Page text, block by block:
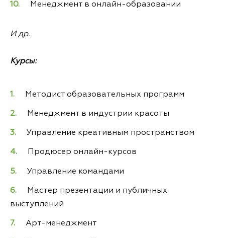
Менеджмент в онлайн-образовании
И др.
Курсы:
Методист образовательных программ
Менеджмент в индустрии красоты
Управление креативным пространством
Продюсер онлайн-курсов
Управление командами
Мастер презентации и публичных
выступлений
Арт-менеджмент